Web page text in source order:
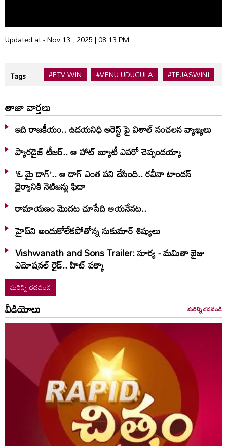
Updated at - Nov 13 , 2025 | 08:13 PM
Tags #ETV WIN #VENU UDUGULA #TEJASWINI
తాజా వార్తలు
ఇది రాజకీయం.. ఉదయనిధి అరెస్ట్ పై విశాల్ సంచలన వ్యాఖ్యలు
ప్యారడైజ్ టీజర్.. ఆ హాట్ బ్యూటీ ఎవరో చెప్పండయ్యా
‘ఓ మై డాగ్’.. ఆ డాగ్ ఎంత పని చేసింది.. రవీనా టాండన్
ధైర్యానికి నెటిజన్లు ఫిదా
రామాయణం మొదట చూసేది ఆయనేనట..
హైప్‌ని అందుకోలేకపోతోన్న సుకుమార్ శిష్యులు
Vishwanath and Sons Trailer: సూర్య - మమితా బైజు
ఎమోషనల్ రైడ్.. హిట్ పక్కా
మరిన్ని చదవండి
వీడియోలు మరిన్ని చదవండి